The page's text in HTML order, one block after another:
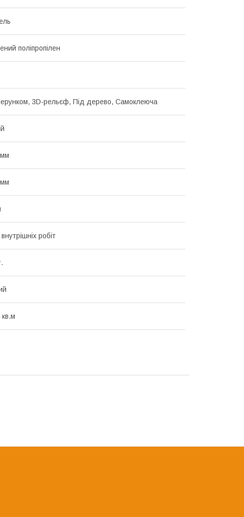
поліпропілен
3D-рельєф, Під дерево, Самоклеюча
робіт